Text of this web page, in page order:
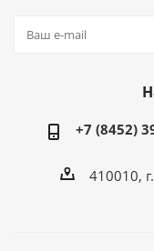
+7 (8452)
410010,